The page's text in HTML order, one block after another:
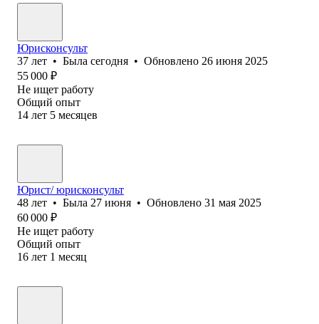
Юрисконсульт
37 лет • Была сегодня • Обновлено 26 июня 2025
55 000 ₽
Не ищет работу
Общий опыт
14 лет 5 месяцев
Юрист/ юрисконсульт
48 лет • Была 27 июня • Обновлено 31 мая 2025
60 000 ₽
Не ищет работу
Общий опыт
16 лет 1 месяц